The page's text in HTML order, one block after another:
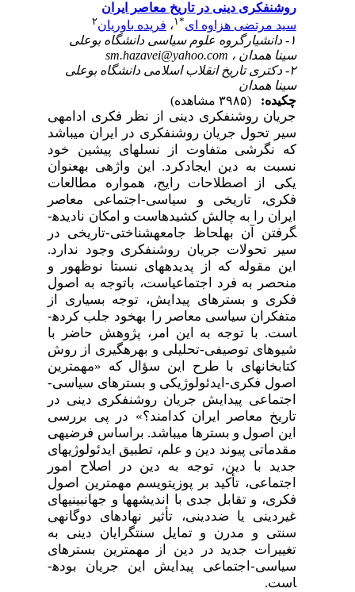
روشنفکری دینی در تاریخ معاصر ایران
سید مرتضی هزاوه ای* ۱،فریده باوریان ۲
۱- دانشیارگروه علوم سیاسی دانشگاه بوعلی
سینا همدان ، sm.hazavei@yahoo.com
۲- دکتری تاریخ انقلاب اسلامی دانشگاه بوعلی
سینا همدان
چکیده:
جریان روشنفکری دینی از نظر فکری ادامه­ی
سیر تحول جریان روشنفکری در ایران می­باشد
که نگرشی متفاوت از نسل­های پیشین خود
نسبت به دین ایجاد­کرد. این واژه­ی به­عنوان
یکی از اصطلاحات رایج، همواره مطالعات
فکری، تاریخی و سیاسی-اجتماعی معاصر
ایران را به چالش کشیده­است و امکان نادیده­
گرفتن آن به­لحاظ جامعه­شناختی-تاریخی در
سیر تحولات جریان روشنفکری وجود ندارد.
این مقوله کهاز پدیدههای نسبتا نوظهور و
منحصر به فرد اجتماعی­است، باتوجه به اصول
فکری و بسترهای پیدایش، توجه بسیاری از
متفکران سیاسی معاصر را به­خود جلب کرده­
است.با توجه به این امر، پژوهش حاضر با
شیوه­ای توصیفی-تحلیلی و بهره­گیری از روش
کتابخانه­ای با طرح این سؤال که«مهمترین
اصول فکری-ایدئولوژیکی وبسترهایسیاسی-
اجتماعی پیدایش جریان روشنفکری دینی در
تاریخ معاصر ایران کدامند؟» در پی بررسی
این اصول و بسترها می­باشد. براساس فرضیه­ی
مقدماتی پیوند دین و علم، تطبیق ایدئولوژی­های
جدید با دین، توجه به دین در اصلاح امور
اجتماعی، تأکید برپوزیتویسممهمترین اصول
فکری، وتقابل جدی با اندیشه­ها و جهان­بینی­های
غیردینی یا ضد­دینی، تأثیر نهاد­های دوگانه­ی
سنتی و مدرن و تمایل سنت­گرایان دینی به
تغییرات جدید در دین از مهمترین بسترهای
سیاسی-اجتماعی پیدایش این جریان بوده­
است.